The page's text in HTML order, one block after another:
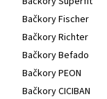
Bačkory Fischer
Bačkory Richter
Bačkory Befado
Bačkory PEON
Bačkory CICIBAN